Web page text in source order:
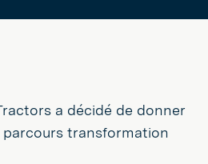
a décidé de donner
transformation